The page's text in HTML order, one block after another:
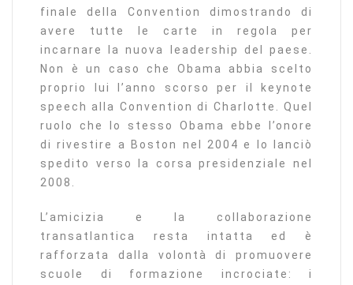
finale della Convention dimostrando di
avere tutte le carte in regola per
incarnare la nuova leadership del paese.
Non è un caso che Obama abbia scelto
proprio lui l’anno scorso per il keynote
speech alla Convention di Charlotte. Quel
ruolo che lo stesso Obama ebbe l’onore
di rivestire a Boston nel 2004 e lo lanciò
spedito verso la corsa presidenziale nel
2008.
L’amicizia e la collaborazione
transatlantica resta intatta ed è
rafforzata dalla volontà di promuovere
scuole di formazione incrociate: i